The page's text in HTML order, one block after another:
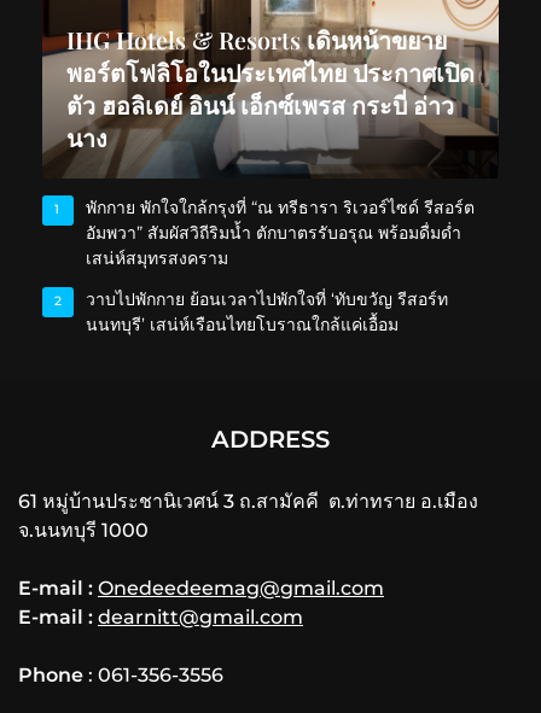
IHG Hotels & Resorts เดินหน้าขยาย
พอร์ตโฟลิโอในประเทศไทย ประกาศเปิด
ตัว ฮอลิเดย์ อินน์ เอ็กซ์เพรส กระบี่ อ่าว
นาง
1
พักกาย พักใจใกล้กรุงที่ “ณ ทรีธารา ริเวอร์ไซด์ รีสอร์ต
อัมพวา” สัมผัสวิถีริมน้ำ ตักบาตรรับอรุณ พร้อมดื่มด่ำ
เสน่ห์สมุทรสงคราม
2
วาบไปพักกาย ย้อนเวลาไปพักใจที่ ‘ทับขวัญ รีสอร์ท
นนทบุรี’ เสน่ห์เรือนไทยโบราณใกล้แค่เอื้อม
ADDRESS
61 หมู่บ้านประชานิเวศน์ 3 ถ.สามัคคี ต.ท่าทราย อ.เมือง
จ.นนทบุรี 1000
E-mail : Onedeedeemag@gmail.com
E-mail : dearnitt@gmail.com
Phone : 061-356-3556